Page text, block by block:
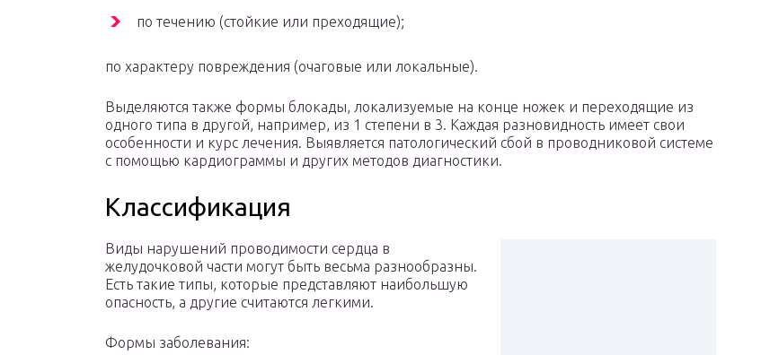
по течению (стойкие или преходящие);
по характеру повреждения (очаговые или локальные).
Выделяются также формы блокады, локализуемые на конце ножек и переходящие из
одного типа в другой, например, из 1 степени в 3. Каждая разновидность имеет свои
особенности и курс лечения. Выявляется патологический сбой в проводниковой системе
с помощью кардиограммы и других методов диагностики.
Классификация
Виды нарушений проводимости сердца в
желудочковой части могут быть весьма разнообразны.
Есть такие типы, которые представляют наибольшую
опасность, а другие считаются легкими.
Формы заболевания: